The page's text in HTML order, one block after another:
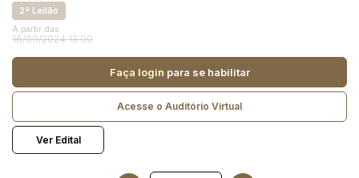
2ª Leilão
A partir das
16/09/2024 13:00
Faça login para se habilitar
Acesse o Auditório Virtual
Ver Edital